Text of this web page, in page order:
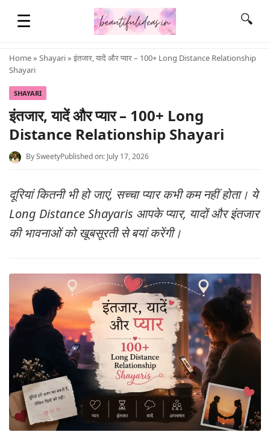
☰
HOME
QUOTES
LIFESTYLE
FASHION & STYLE
CONTACT NAME IDEAS
MORE
🔍
Home» Shayari» इंतजार, यादें और प्यार – 100+ Long Distance Relationship
Shayari
SHAYARI
इंतजार, यादें और प्यार – 100+ Long
Distance Relationship Shayari
BySweetyPublished on: July 17, 2026
दूरियां कितनी भी हो जाएं, सच्चा प्यार कभी कम नहीं होता। ये
Long Distance Shayaris आपके प्यार, यादों और इंतजार
की भावनाओं को खूबसूरती से बयां करेंगी।